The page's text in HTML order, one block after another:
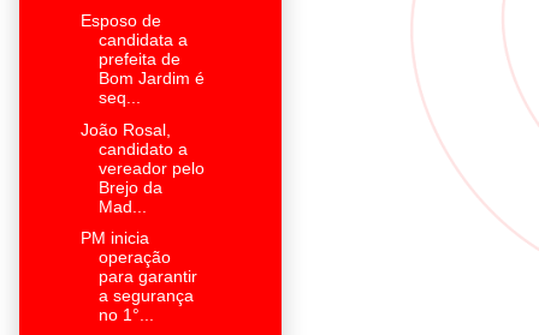
Esposo de
candidata a
prefeita de
Bom Jardim é
seq...
João Rosal,
candidato a
vereador pelo
Brejo da
Mad...
PM inicia
operação
para garantir
a segurança
no 1°...